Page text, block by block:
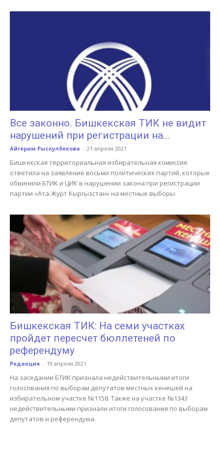
Все законно. Бишкекская ТИК не видит
нарушений при регистрации на...
Айгерим Рыскулбекова - 21 апреля 2021
Бишкекская территориальная избирательная комиссия
ответила на заявление восьми политических партий, которые
обвинили БТИК и ЦИК в нарушении закона при регистрации
партии «Ата-Журт Кыргызстан» на местные выборы.
Бишкекская ТИК: На семи участках
пройдет пересчет бюллетеней по
референдуму
Редакция - 19 апреля 2021
На заседании БТИК признала недействительными итоги
голосования по выборам депутатов местных кенешей на
избирательном участке №1158. Также на участке №1343
недействительными признали итоги голосования по выборам
депутатов и референдума.